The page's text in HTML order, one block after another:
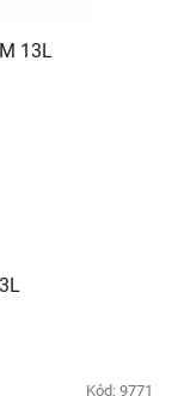
13L
Kód: 9771